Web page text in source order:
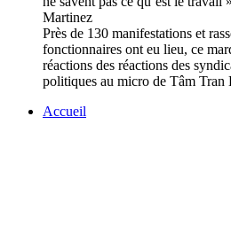
Près de 130 manifestations et
fonctionnaires ont eu lieu, ce
réactions des réactions des
politiques au micro de Tâm Tran
Accueil